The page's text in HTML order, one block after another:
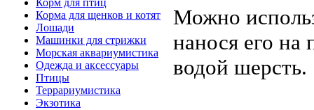
Корм для птиц
Корма для щенков и котят
Лошади
Машинки для стрижки
Морская аквариумистика
Одежда и аксессуары
Птицы
Террариумистика
Экзотика
Можно
нанося его на
водой шерсть.